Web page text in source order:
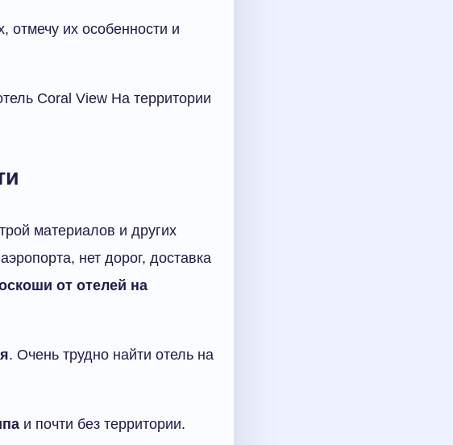
отмечу их особенности и
Coral View На территории
материалов и других
нет дорог, доставка
от отелей на
. Очень трудно найти отель на
и почти без территории.